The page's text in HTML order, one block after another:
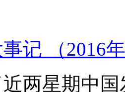
记 （2016
两星期中